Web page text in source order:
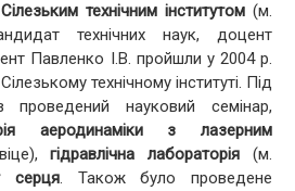
Сілезьким технічним інститутом (м.
технічних наук, доцент
Павленко І.В. пройшли у 2004 р.
технічному інституті. Під
науковий семінар,
аеродинаміки з лазерним
гідравлічна лабораторія (м.
серця. Також було проведене